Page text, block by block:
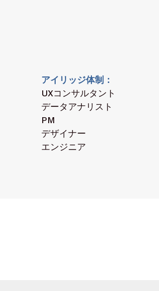
アイリッジ体制
UXコンサルタント
データアナリスト
PM
デザイナー
エンジニア